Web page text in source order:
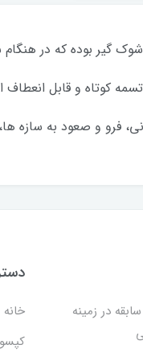
شوک گیر بوده که در
کوتاه و قابل
فرو و صعود به سازه
۲۰ سال سابقه در زمینه
خانه